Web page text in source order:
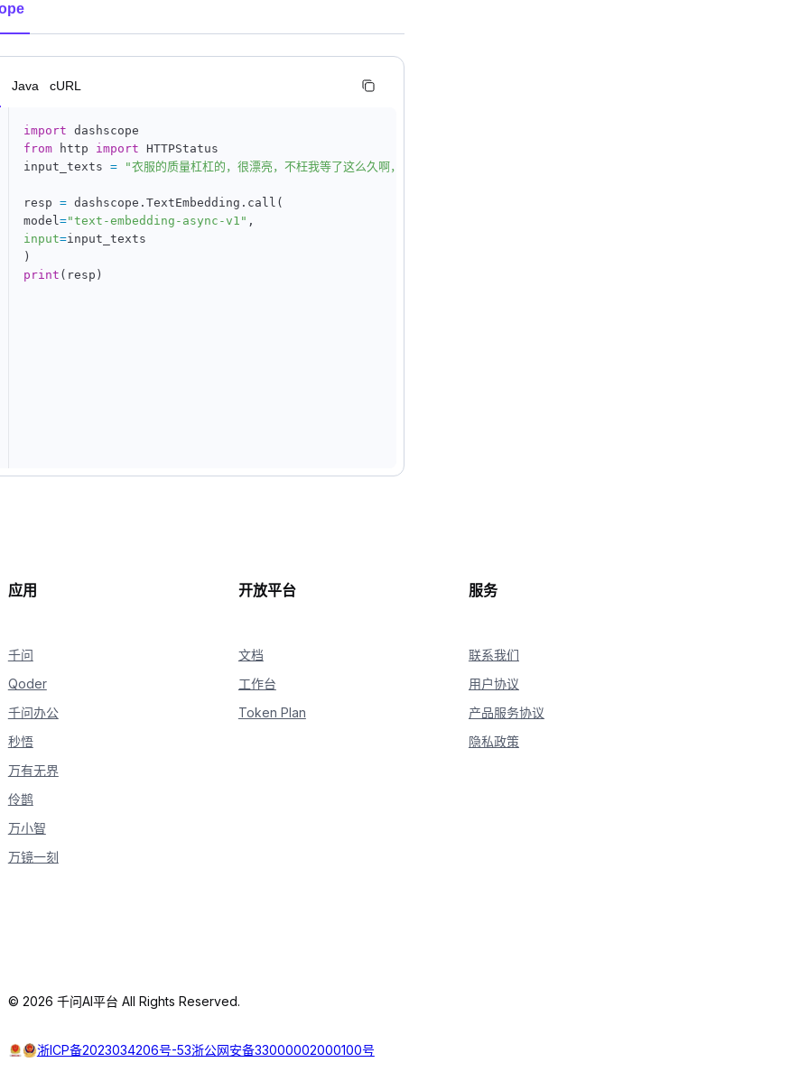
Java cURL
import
from http import HTTPStatus
input_texts = "衣服的质量杠杠的，很漂亮，不枉我等了这么久啊，喜欢，以后还来这里买"
resp = dashscope . TextEmbedding . call (
model="text-embedding-async-v1" ,
input=
)
print ( resp )
应用
千问
Qoder
千问办公
秒悟
万有无界
伶鹊
万小智
万镜一刻
开放平台
文档
工作台
Token Plan
服务
联系我们
用户协议
产品服务协议
隐私政策
© 2026 千问AI平台 All Rights Reserved.
浙ICP备2023034206号-53浙公网安备33000002000100号